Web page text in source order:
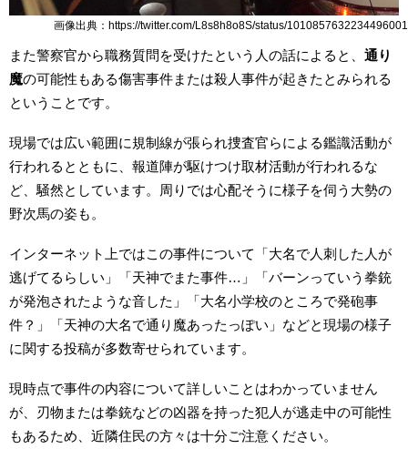
画像出典：https://twitter.com/L8s8h8o8S/status/1010857632234496001
また警察官から職務質問を受けたという人の話によると、 通り
魔の可能性もある傷害事件または殺人事件が起きたとみられる
ということです。
現場では広い範囲に規制線が張られ捜査官らによる鑑識活動が
行われるとともに、報道陣が駆けつけ取材活動が行われるな
ど、騒然としています。周りでは心配そうに様子を伺う大勢の
野次馬の姿も。
インターネット上ではこの事件について「大名で人刺した人が
逃げてるらしい」「天神でまた事件…」「バーンっていう拳銃
が発泡されたような音した」「大名小学校のところで発砲事
件？」「天神の大名で通り魔あったっぽい」などと現場の様子
に関する投稿が多数寄せられています。
現時点で事件の内容について詳しいことはわかっていません
が、刃物または拳銃などの凶器を持った犯人が逃走中の可能性
もあるため、近隣住民の方々は十分ご注意ください。